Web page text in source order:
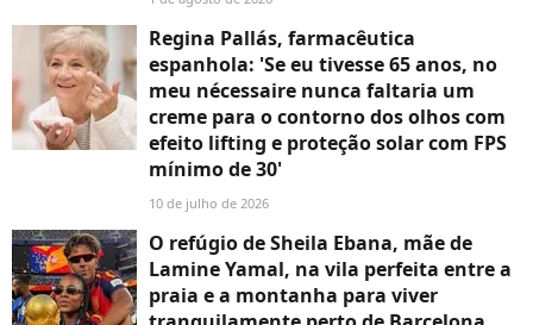
Regina Pallás, farmacêutica
espanhola: 'Se eu tivesse 65 anos, no
meu nécessaire nunca faltaria um
creme para o contorno dos olhos com
efeito lifting e proteção solar com FPS
mínimo de 30'
10 de julho de 2026
O refúgio de Sheila Ebana, mãe de
Lamine Yamal, na vila perfeita entre a
praia e a montanha para viver